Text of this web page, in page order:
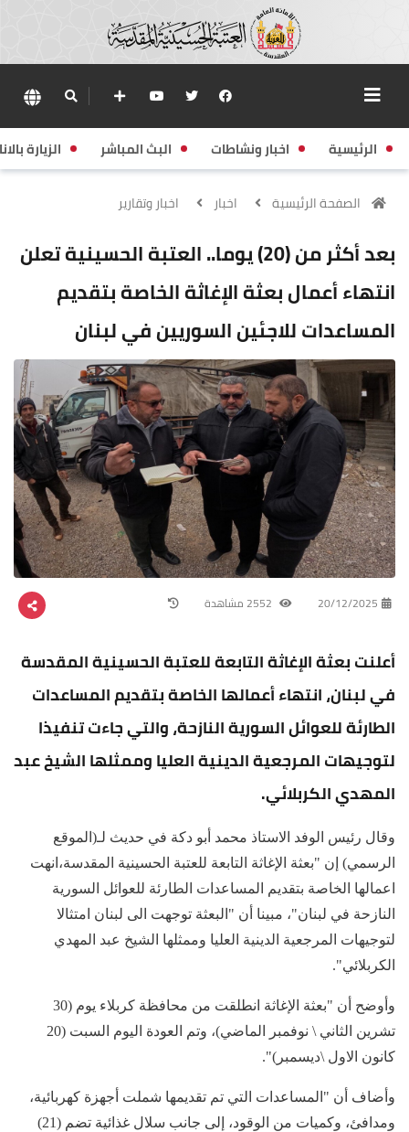
الرئيسية اخبار ونشاطات البث المباشر الزيارة
الصفحة الرئيسية اخبار اخبار وتقارير
بعد أكثر من (20) يوما.. العتبة الحسينية تعلن
انتهاء أعمال بعثة الإغاثة الخاصة بتقديم
المساعدات للاجئين السوريين في لبنان
20/12/2025
أعلنت بعثة الإغاثة التابعة للعتبة الحسينية المقدسة
في لبنان، انتهاء أعمالها الخاصة بتقديم المساعدات
الطارئة للعوائل السورية النازحة، والتي جاءت تنفيذا
لتوجيهات المرجعية الدينية العليا وممثلها الشيخ عبد
المهدي الكربلائي.
وقال رئيس الوفد الاستاذ محمد أبو دكة في حديث لـ(الموقع
الرسمي) إن "بعثة الإغاثة التابعة للعتبة الحسينية المقدسة،انهت
اعمالها الخاصة بتقديم المساعدات الطارئة للعوائل السورية
النازحة في لبنان"، مبينا أن "البعثة توجهت الى لبنان امتثالا
لتوجيهات المرجعية الدينية العليا وممثلها الشيخ عبد المهدي
الكربلائي".
وأوضح أن "بعثة الإغاثة انطلقت من محافظة كربلاء يوم (30
تشرين الثاني \ نوفمبر الماضي)، وتم العودة اليوم السبت (20
كانون الاول \ديسمبر)".
وأضاف أن "المساعدات التي تم تقديمها شملت أجهزة كهربائية،
ومدافئ، وكميات من الوقود، إلى جانب سلال غذائية تضم (21)